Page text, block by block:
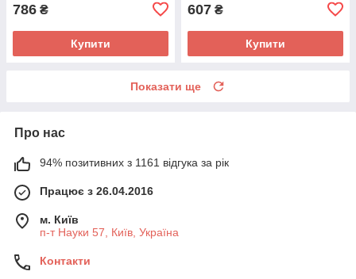
786 ₴
Купити
607 ₴
Купити
Показати ще
Про нас
94% позитивних з 1161 відгука за рік
Працює з 26.04.2016
м. Київ
п-т Науки 57, Київ, Україна
Контакти